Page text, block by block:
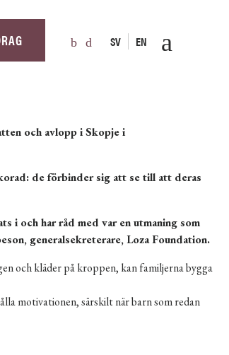
SV EN
och avlopp i Skopje i
de förbinder sig att se till att deras
i och har råd med var en utmaning som
generalsekreterare, Loza Foundation.
och kläder på kroppen, kan familjerna bygga
motivationen, särskilt när barn som redan